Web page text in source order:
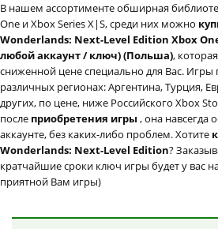
В нашем ассортименте обширная
One и Xbox Series X|S, среди них можно
Wonderlands: Next-Level Edition Xbox
любой аккаунт / ключ) (Польша),
сниженной цене специально для Вас. Игры
различных регионах: Аргентина, Турция,
других, по цене, ниже Российского Xbox
после приобретения игры , она навсегда
аккаунте, без каких-либо проблем. Хотите
Wonderlands: Next-Level Edition?
кратчайшие сроки ключ игры будет у вас
приятной Вам игры)